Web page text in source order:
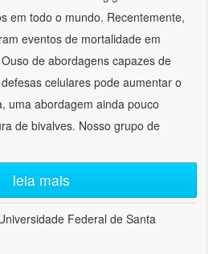
em todo o mundo. Recentemente,
eventos de mortalidade em
de abordagens capazes de
celulares pode aumentar o
uma abordagem ainda pouco
de bivalves. Nosso grupo de
leia mais
Federal de Santa